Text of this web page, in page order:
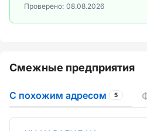
Проверено: 08.08.2026
Смежные предприятия
С похожим адресом 5